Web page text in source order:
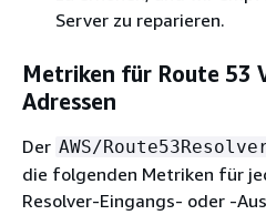
Server zu reparieren.
Metriken für Route 53
Adressen
Der AWS/
die folgenden Metriken für
Resolver-Eingangs- oder -